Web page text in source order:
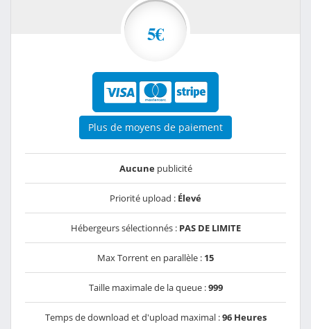
5€
Plus de moyens de paiement
Aucunepublicité
Priorité upload : Élevé
Hébergeurs sélectionnés : PAS DE LIMITE
Max Torrent en parallèle : 15
Taille maximale de la queue :999
Temps de download et d'upload maximal :96 Heures